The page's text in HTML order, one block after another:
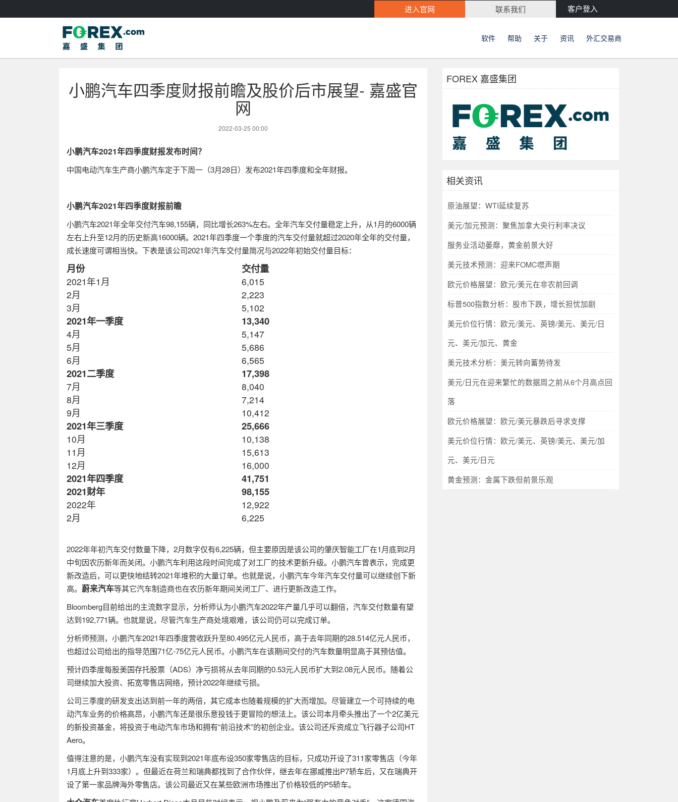
进入官网 联系我们 客户登入
软件 帮助 关于 资讯 外汇交易商
小鹏汽车四季度财报前瞻及股价后市展望- 嘉盛官
网
2022-03-25 00:00
小鹏汽车2021年四季度财报发布时间？
中国电动汽车生产商小鹏汽车定于下周一（3月28日）发布2021年四季度和全年财报。
小鹏汽车2021年四季度财报前瞻
小鹏汽车2021年全年交付汽车98,155辆，同比增长263%左右。全年汽车交付量稳定上升，从1月的6000辆
左右上升至12月的历史新高16000辆。 2021年四季度一个季度的汽车交付量就超过2020年全年的交付量，
成长速度可谓相当快。下表是该公司2021年汽车交付量简况与2022年初始交付量目标：
月份 交付量
2021年1月
6,015
2月
2,223
3月 5,102
2021年一季度 13,340
4月
5,147
5月
5,686
6月 6,565
2021二季度 17,398
7月
8,040
8月
7,214
9月 10,412
2021年三季度 25,666
10月
10,138
11月
15,613
12月 16,000
2021年四季度
41,751
2021财年 98,155
2022年
12,922
2月 6,225
2022年年初汽车交付数量下降， 2月数字仅有6,225辆，但主要原因是该公司的肇庆智能工厂在1月底到2月
中旬因农历新年而关闭。小鹏汽车利用这段时间完成了对工厂的技术更新升级。小鹏汽车曾表示，完成更
新改造后，可以更快地结转2021年堆积的大量订单。也就是说，小鹏汽车今年汽车交付量可以继续创下新
高。 蔚来汽车等其它汽车制造商也在农历新年期间关闭工厂、进行更新改造工作。
Bloomberg目前给出的主流数字显示，分析师认为小鹏汽车2022年产量几乎可以翻倍，汽车交付数量有望
达到192,771辆。也就是说，尽管汽车生产商处境艰难，该公司仍可以完成订单。
分析师预测，小鹏汽车2021年四季度营收跃升至80.495亿元人民币，高于去年同期的28.514亿元人民币，
也超过公司给出的指导范围71亿-75亿元人民币。小鹏汽车在该期间交付的汽车数量明显高于其预估值。
预计四季度每股美国存托股票（ADS）净亏损将从去年同期的0.53元人民币扩大到2.08元人民币。随着公
司继续加大投资、拓宽零售店网络，预计2022年继续亏损。
公司三季度的研发支出达到前一年的两倍，其它成本也随着规模的扩大而增加。尽管建立一个可持续的电
动汽车业务的价格高昂，小鹏汽车还是很乐意投钱于更冒险的想法上。该公司本月牵头推出了一个2亿美元
的新投资基金，将投资于电动汽车市场和拥有“前沿技术”的初创企业。该公司还斥资成立飞行器子公司HT
Aero。
值得注意的是，小鹏汽车没有实现到2021年底布设350家零售店的目标，只成功开设了311家零售店（今年
1月底上升到333家）。但最近在荷兰和瑞典都找到了合作伙伴，继去年在挪威推出P7轿车后，又在瑞典开
设了第一家品牌海外零售店。该公司最近又在某些欧洲市场推出了价格较低的P5轿车。
FOREX 嘉盛集团
相关资讯
原油展望：WTI延续复苏
美元/加元预测：聚焦加拿大央行利率决议
服务业活动萎靡，黄金前景大好
美元技术预测：迎来FOMC噤声期
欧元价格展望：欧元/美元在非农前回调
标普500指数分析：股市下跌，增长担忧加剧
美元价位行情：欧元/美元、英镑/美元、美元/日
元、美元/加元、黄金
美元技术分析：美元转向蓄势待发
美元/日元在迎来繁忙的数据周之前从6个月高点回
落
欧元价格展望：欧元/美元暴跌后寻求支撑
美元价位行情：欧元/美元、英镑/美元、美元/加
元、美元/日元
黄金预测：金属下跌但前景乐观